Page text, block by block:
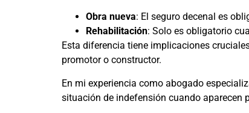
Obra nueva: El seguro decenal es
Rehabilitación: Solo es obligatorio
Esta diferencia tiene implicaciones
promotor o constructor.
En mi experiencia como abogado
situación de indefensión cuando aparecen